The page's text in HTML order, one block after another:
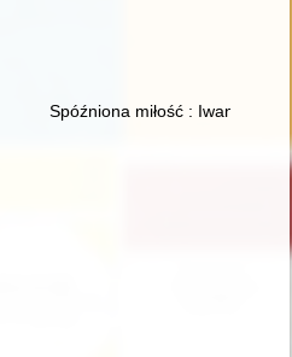
: a life story
Spóźniona miłość : Iwan